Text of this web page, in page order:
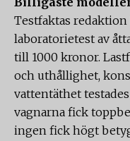
Testfaktas
laboratorietest av
till 1000 kronor.
och uthållighet,
vattentäthet
vagnarna fick
ingen fick högt